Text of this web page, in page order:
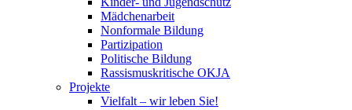
Mädchenarbeit
Nonformale Bildung
Partizipation
Politische Bildung
Rassismuskritische OKJA
Projekte
Vielfalt – wir leben Sie!